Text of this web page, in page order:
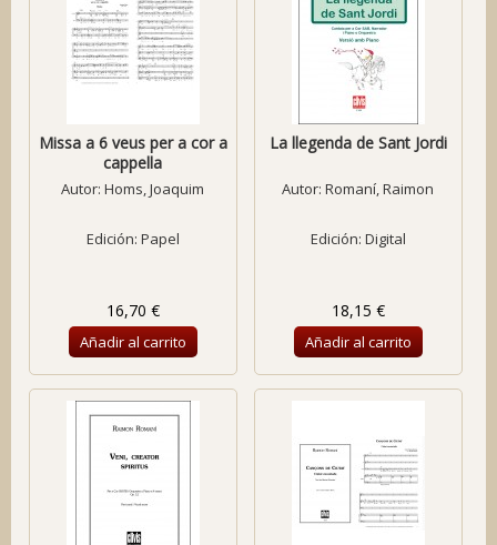
Missa a 6 veus per a cor a
cappella
Autor:Homs, Joaquim
Edición: Papel
16,70 €
Añadir al carrito
La llegenda de Sant Jordi
Autor:Romaní, Raimon
Edición: Digital
18,15 €
Añadir al carrito